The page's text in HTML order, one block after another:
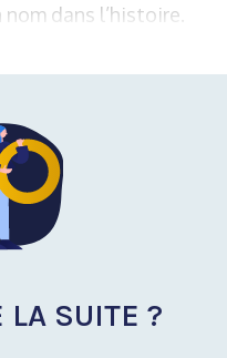
dans l’histoire.
LA SUITE ?